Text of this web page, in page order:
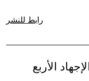
رابط للنشر
الأربع